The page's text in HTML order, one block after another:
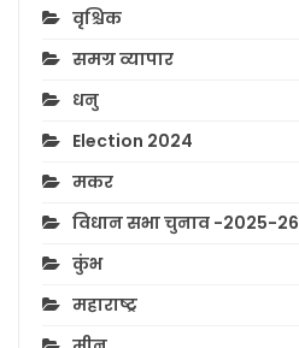
वृश्चिक
समग्र व्यापार
धनु
Election 2024
मकर
विधान सभा चुनाव -2025-26
कुंभ
महाराष्ट्र